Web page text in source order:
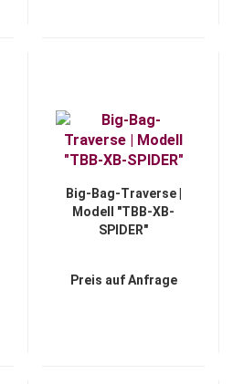
Big-Bag-Traverse |
Modell "TBB-XB-
SPIDER"
Preis auf Anfrage